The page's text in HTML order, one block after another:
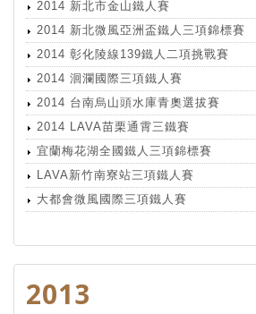
2014 新北市金山鐵人賽
2014 新北微風亞洲盃鐵人三項錦標賽
2014 彰化陵線139鐵人二項挑戰賽
2014 洄瀾國際三項鐵人賽
2014 台南烏山頭水庫青奧選拔賽
2014 LAVA苗栗通霄三鐵賽
宜蘭梅花湖全國鐵人三項錦標賽
LAVA新竹南寮站三項鐵人賽
大都會微風國際三項鐵人賽
2013